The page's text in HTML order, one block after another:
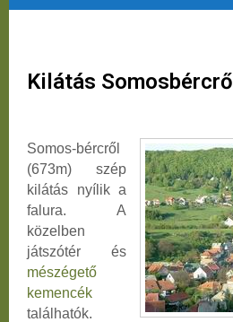
Kilátás Somosbércről
Somos-bércről
(673m) szép
kilátás nyílik a
falura. A
közelben
játszótér és
mészégető
kemencék
találhatók.